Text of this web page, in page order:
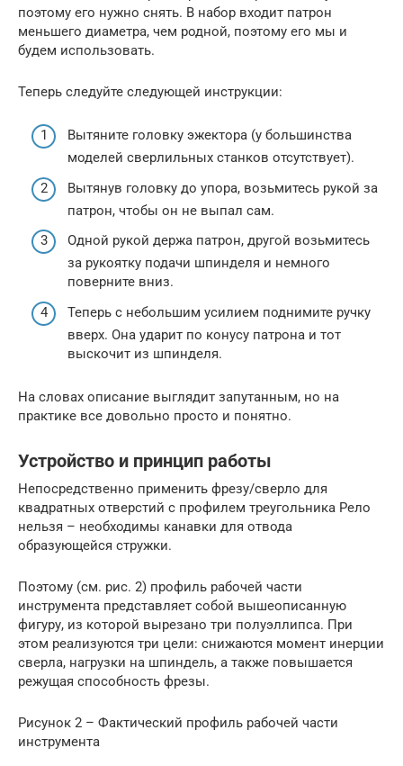
поэтому его нужно снять. В набор входит патрон
меньшего диаметра, чем родной, поэтому его мы и
будем использовать.
Теперь следуйте следующей инструкции:
Вытяните головку эжектора (у большинства
моделей сверлильных станков отсутствует).
Вытянув головку до упора, возьмитесь рукой за
патрон, чтобы он не выпал сам.
Одной рукой держа патрон, другой возьмитесь
за рукоятку подачи шпинделя и немного
поверните вниз.
Теперь с небольшим усилием поднимите ручку
вверх. Она ударит по конусу патрона и тот
выскочит из шпинделя.
На словах описание выглядит запутанным, но на
практике все довольно просто и понятно.
Устройство и принцип работы
Непосредственно применить фрезу/сверло для
квадратных отверстий с профилем треугольника Рело
нельзя – необходимы канавки для отвода
образующейся стружки.
Поэтому (см. рис. 2) профиль рабочей части
инструмента представляет собой вышеописанную
фигуру, из которой вырезано три полуэллипса. При
этом реализуются три цели: снижаются момент инерции
сверла, нагрузки на шпиндель, а также повышается
режущая способность фрезы.
Рисунок 2 – Фактический профиль рабочей части
инструмента